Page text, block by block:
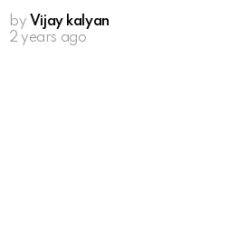
by Vijay kalyan
2 years ago